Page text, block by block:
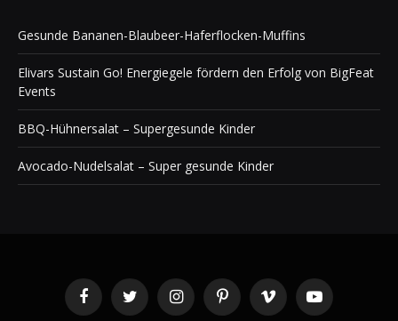
Gesunde Bananen-Blaubeer-Haferflocken-Muffins
Elivars Sustain Go! Energiegele fördern den Erfolg von BigFeat
Events
BBQ-Hühnersalat – Supergesunde Kinder
Avocado-Nudelsalat – Super gesunde Kinder
FacebookTwitter InstagramPinterestVimeo YouTube